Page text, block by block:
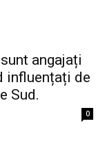
angajați
influențați de
Sud.
0